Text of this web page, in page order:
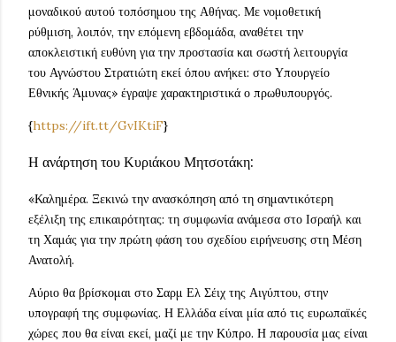
μοναδικού αυτού τοπόσημου της Αθήνας. Με νομοθετική
ρύθμιση, λοιπόν, την επόμενη εβδομάδα, αναθέτει την
αποκλειστική ευθύνη για την προστασία και σωστή λειτουργία
του Αγνώστου Στρατιώτη εκεί όπου ανήκει: στο Υπουργείο
Εθνικής Άμυνας» έγραψε χαρακτηριστικά ο πρωθυπουργός.
{https://ift.tt/GvIKtiF}
Η ανάρτηση του Κυριάκου Μητσοτάκη:
«Καλημέρα. Ξεκινώ την ανασκόπηση από τη σημαντικότερη
εξέλιξη της επικαιρότητας: τη συμφωνία ανάμεσα στο Ισραήλ και
τη Χαμάς για την πρώτη φάση του σχεδίου ειρήνευσης στη Μέση
Ανατολή.
Αύριο θα βρίσκομαι στο Σαρμ Ελ Σέιχ της Αιγύπτου, στην
υπογραφή της συμφωνίας. Η Ελλάδα είναι μία από τις ευρωπαϊκές
χώρες που θα είναι εκεί, μαζί με την Κύπρο. Η παρουσία μας είναι